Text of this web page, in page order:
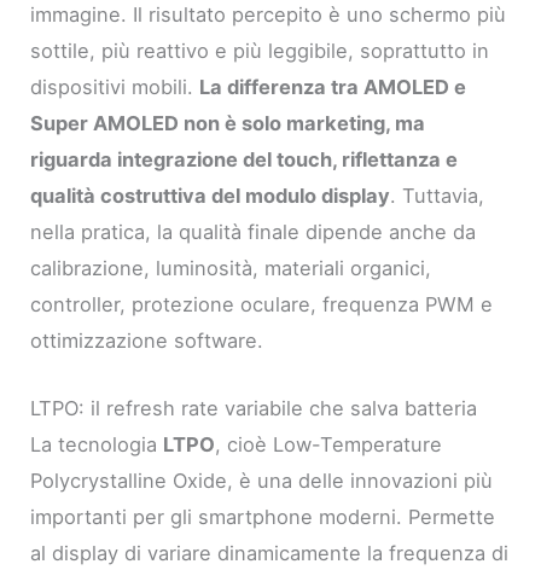
immagine. Il risultato percepito è uno schermo più
sottile, più reattivo e più leggibile, soprattutto in
dispositivi mobili. La differenza tra AMOLED e
Super AMOLED non è solo marketing, ma
riguarda integrazione del touch, riflettanza e
qualità costruttiva del modulo display. Tuttavia,
nella pratica, la qualità finale dipende anche da
calibrazione, luminosità, materiali organici,
controller, protezione oculare, frequenza PWM e
ottimizzazione software.
LTPO: il refresh rate variabile che salva batteria
La tecnologia LTPO, cioè Low-Temperature
Polycrystalline Oxide, è una delle innovazioni più
importanti per gli smartphone moderni. Permette
al display di variare dinamicamente la frequenza di